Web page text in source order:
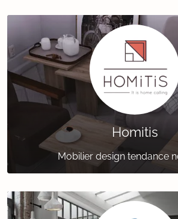
Homitis
Mobilier design tendance